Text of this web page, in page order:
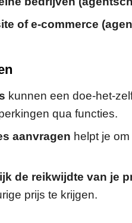
of e-commerce
kunnen een doe-het-
qua functies.
aanvragen helpt je
de reikwijdte van je
prijs te krijgen.